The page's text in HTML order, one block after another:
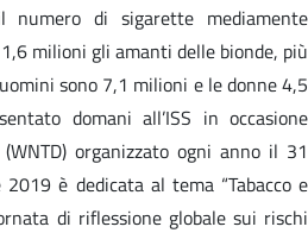
di sigarette mediamente
milioni gli amanti delle bionde, più
sono 7,1 milioni e le donne 4,5
domani all’ISS in occasione
organizzato ogni anno il 31
2019 è dedicata al tema “Tabacco e
di riflessione globale sui rischi